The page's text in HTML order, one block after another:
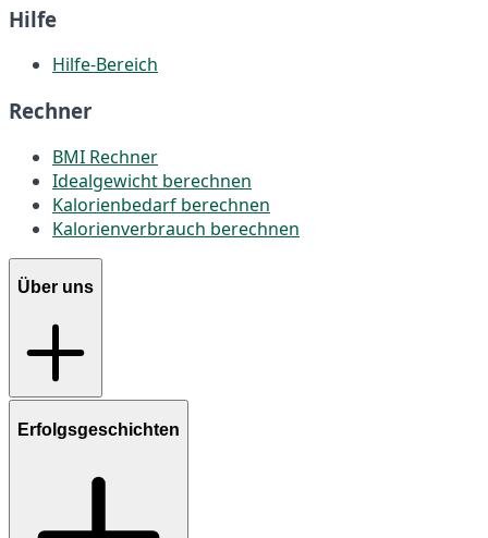
Hilfe
Hilfe-Bereich
Rechner
BMI Rechner
Idealgewicht berechnen
Kalorienbedarf berechnen
Kalorienverbrauch berechnen
Über uns
Erfolgsgeschichten